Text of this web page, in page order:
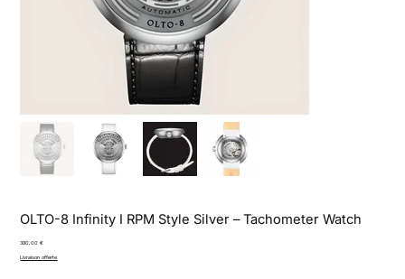
OLTO-8 Infinity I RPM Style Silver – Tachometer Watch
Prix
380,00 €
Livraison offerte